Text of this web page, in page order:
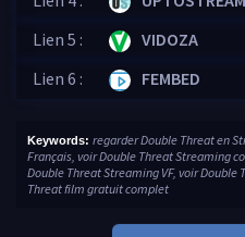
Lien 5 :
VIDOZA
Lien 6 :
FEMBED
Keywords: regarder Double Threat en
Français, voir Double Threat Streaming
Double Threat Streaming VF, voir
Threat film gratuit complet